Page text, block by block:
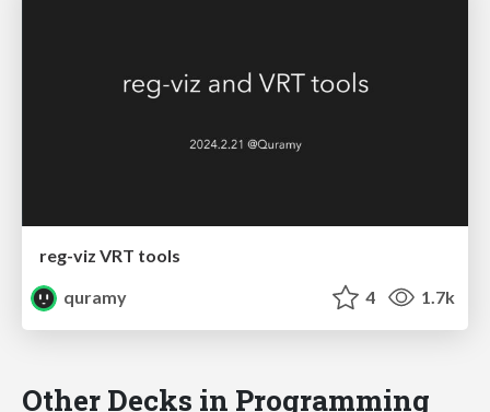
reg-viz VRT tools
quramy
4 1.7k
Other Decks in Programming